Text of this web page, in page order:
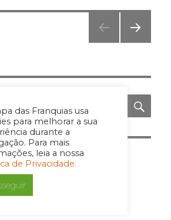
das Franquias usa
para melhorar a sua
durante a
Para mais
leia a nossa
de Privacidade.
NA
para a
com <span class="ninja-